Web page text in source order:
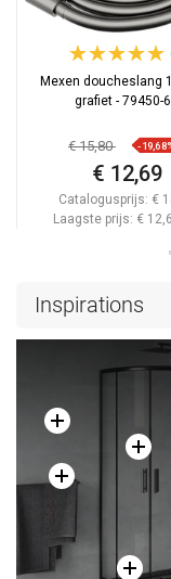
Mexen doucheslang
grafiet - 79450-
€ 15,80 -
€ 12,69
Catalogusprijs: €
Laagste prijs: €
Inspirations